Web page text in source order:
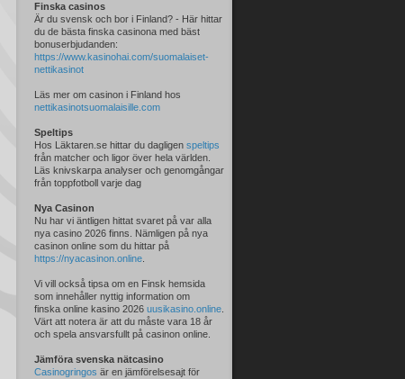
Finska casinos
Är du svensk och bor i Finland? - Här hittar
du de bästa finska casinona med bäst
bonuserbjudanden:
https://www.kasinohai.com/suomalaiset-
nettikasinot
Läs mer om casinon i Finland hos
nettikasinotsuomalaisille.com
Speltips
Hos Läktaren.se hittar du dagligen speltips
från matcher och ligor över hela världen.
Läs knivskarpa analyser och genomgångar
från toppfotboll varje dag
Nya Casinon
Nu har vi äntligen hittat svaret på var alla
nya casino 2026 finns. Nämligen på nya
casinon online som du hittar på
https://nyacasinon.online
Vi vill också tipsa om en Finsk hemsida
som innehåller nyttig information om
finska online kasino 2026 uusikasino.online
Värt att notera är att du måste vara 18 år
och spela ansvarsfullt på casinon online.
Jämföra svenska nätcasino
Casinogringos är en jämförelsesajt för